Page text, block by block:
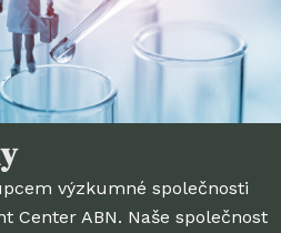
výzkumné společnosti
Center ABN. Naše společnost